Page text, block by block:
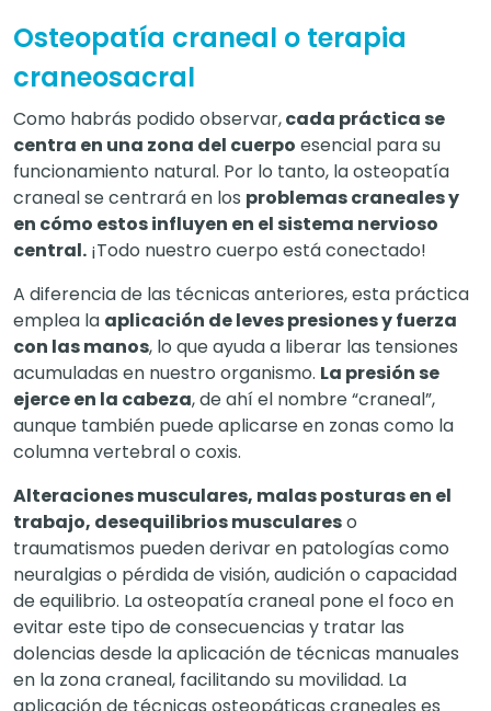
Osteopatía craneal o terapia
craneosacral
Como habrás podido observar,cada práctica se
centra en una zona del cuerpo esencial para su
funcionamiento natural. Por lo tanto, la osteopatía
craneal se centrará en los problemas craneales y
en cómo estos influyen en el sistema nervioso
central. ¡Todo nuestro cuerpo está conectado!
A diferencia de las técnicas anteriores, esta práctica
emplea la aplicación de leves presiones y fuerza
con las manos, lo que ayuda a liberar las tensiones
acumuladas en nuestro organismo. La presión se
ejerce en la cabeza, de ahí el nombre “craneal”,
aunque también puede aplicarse en zonas como la
columna vertebral o coxis.
Alteraciones musculares, malas posturas en el
trabajo, desequilibrios musculareso
traumatismos pueden derivar en patologías como
neuralgias o pérdida de visión, audición o capacidad
de equilibrio. La osteopatía craneal pone el foco en
evitar este tipo de consecuencias y tratar las
dolencias desde la aplicación de técnicas manuales
en la zona craneal, facilitando su movilidad. La